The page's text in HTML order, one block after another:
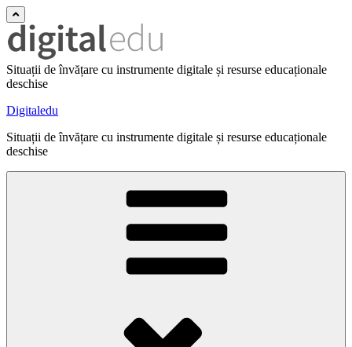
Situații de învățare cu instrumente digitale și resurse educaționale
deschise
Digitaledu
Situații de învățare cu instrumente digitale și resurse educaționale
deschise